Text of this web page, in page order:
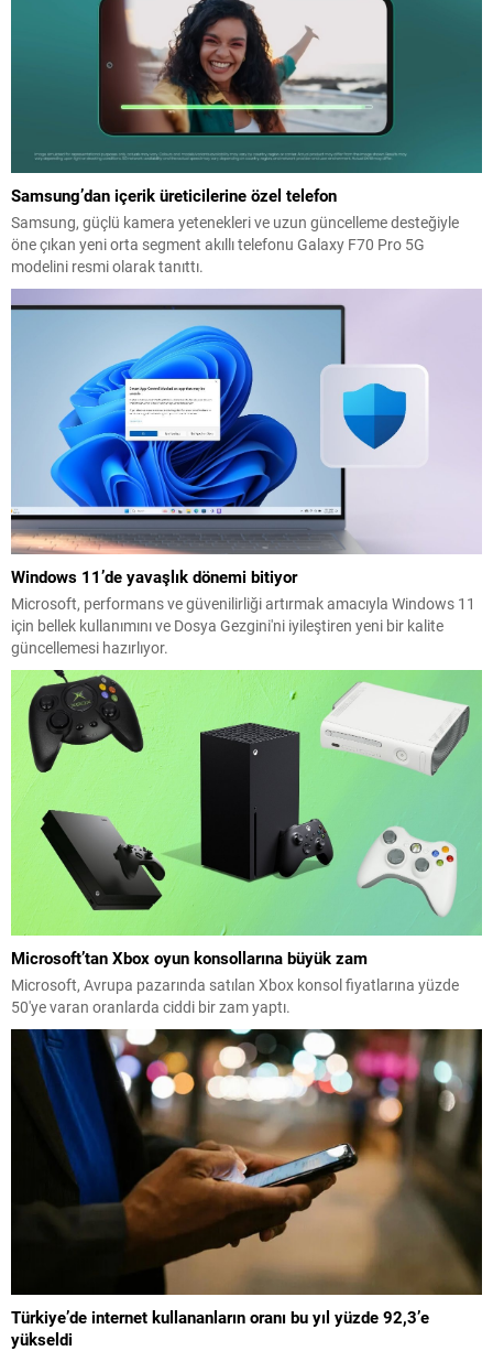
Samsung’dan içerik üreticilerine özel telefon
Samsung, güçlü kamera yetenekleri ve uzun güncelleme desteğiyle
öne çıkan yeni orta segment akıllı telefonu Galaxy F70 Pro 5G
modelini resmi olarak tanıttı.
Windows 11’de yavaşlık dönemi bitiyor
Microsoft, performans ve güvenilirliği artırmak amacıyla Windows 11
için bellek kullanımını ve Dosya Gezgini'ni iyileştiren yeni bir kalite
güncellemesi hazırlıyor.
Microsoft’tan Xbox oyun konsollarına büyük zam
Microsoft, Avrupa pazarında satılan Xbox konsol fiyatlarına yüzde
50'ye varan oranlarda ciddi bir zam yaptı.
Türkiye’de internet kullananların oranı bu yıl yüzde 92,3’e
yükseldi